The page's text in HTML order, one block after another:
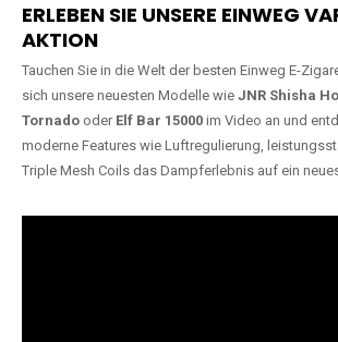
ERLEBEN SIE UNSERE EINWEG
AKTION
Tauchen Sie in die Welt der besten Einweg E-
sich unsere neuesten Modelle wie JNR Shisha
Tornado oder Elf Bar 15000 im Video an und
moderne Features wie Luftregulierung,
Triple Mesh Coils das Dampferlebnis auf ein